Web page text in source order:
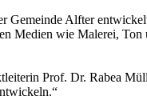
Alfter
Medien wie Malerei,
Prof. Dr. Rabea